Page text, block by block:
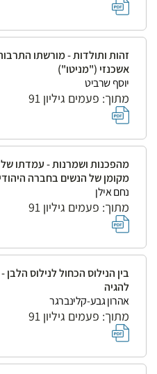
זהות ותולדות - מורשתו
אשכנזי ("מניטו")
יוסף שרביט
מתוך: פעמים גיליון 91
מהפכנות ושמרנות - עמדתו
מקומן של הנשים בחברה
נחם אילן
מתוך: פעמים גיליון 91
בין הנילוס הכחול לנילוס הלבן
להגיה
אהרון גבע-קלינברגר
מתוך: פעמים גיליון 91